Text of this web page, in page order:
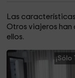
Las
Otros viajeros
ellos.
¡Sólo